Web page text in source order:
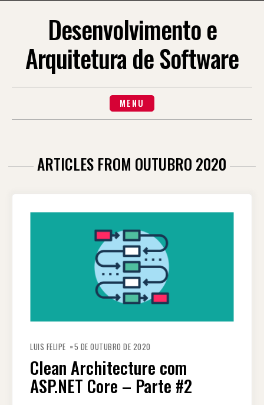
Desenvolvimento e
Arquitetura de Software
MENU
ARTICLES FROM OUTUBRO 2020
LUIS FELIPE 5 DE OUTUBRO DE 2020
Clean Architecture com
ASP.NET Core – Parte #2